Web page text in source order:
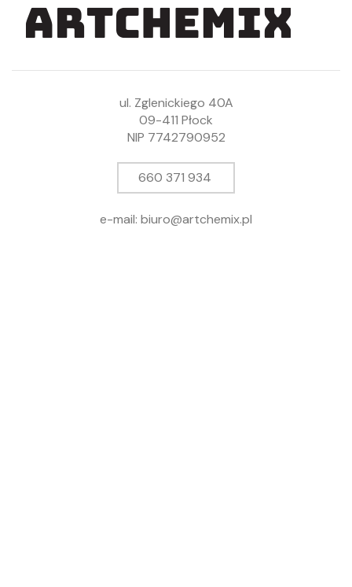
ul. Zglenickiego 40A
09-411 Płock
NIP 7742790952
660 371 934
e-mail: biuro@artchemix.pl